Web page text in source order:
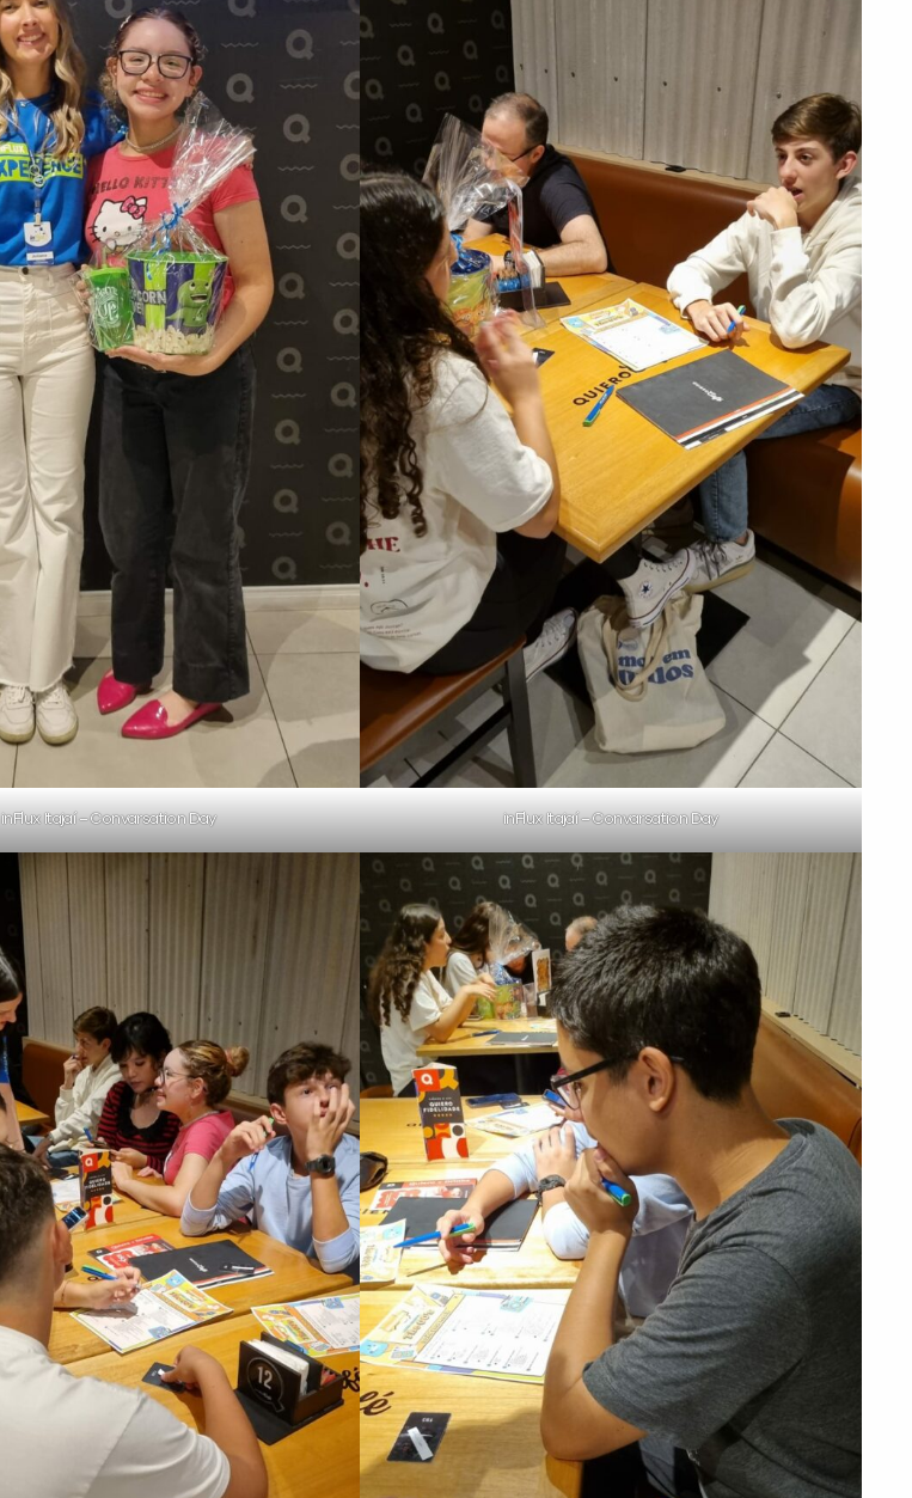
inFlux Itajaí – Convarsation Day inFlux Itajaí – Convarsation Day
PEÇA UMA DEMONSTRAÇÃO DE MÉTODO